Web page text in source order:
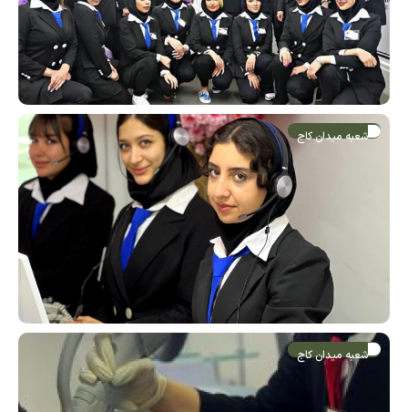
شعبه میدان کاج
شعبه میدان کاج